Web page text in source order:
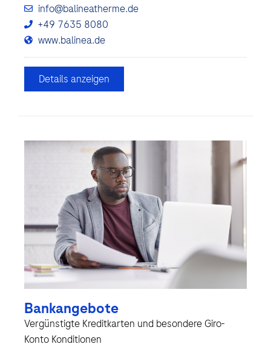
info@balineatherme.de
+49 7635 8080
www.balinea.de
Details anzeigen
Bankangebote
Vergünstigte Kreditkarten und besondere Giro-
Konto Konditionen